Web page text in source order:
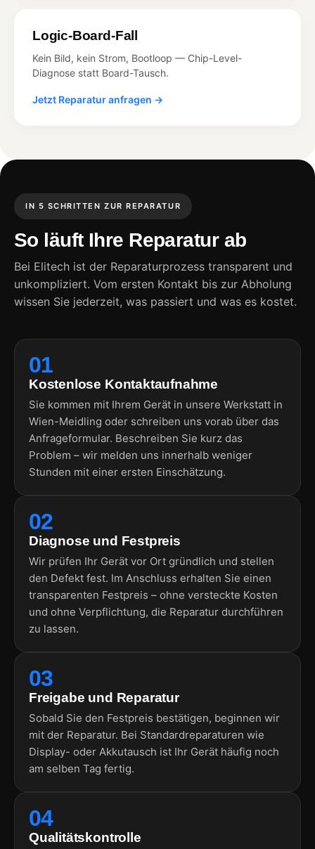
Logic-Board-Fall
Kein Bild, kein Strom, Bootloop — Chip-Level-
Diagnose statt Board-Tausch.
Jetzt Reparatur anfragen →
IN 5 SCHRITTEN ZUR REPARATUR
So läuft Ihre Reparatur ab
Bei Elitech ist der Reparaturprozess transparent und
unkompliziert. Vom ersten Kontakt bis zur Abholung
wissen Sie jederzeit, was passiert und was es kostet.
01
Kostenlose Kontaktaufnahme
Sie kommen mit Ihrem Gerät in unsere Werkstatt in
Wien-Meidling oder schreiben uns vorab über das
Anfrageformular. Beschreiben Sie kurz das
Problem – wir melden uns innerhalb weniger
Stunden mit einer ersten Einschätzung.
02
Diagnose und Festpreis
Wir prüfen Ihr Gerät vor Ort gründlich und stellen
den Defekt fest. Im Anschluss erhalten Sie einen
transparenten Festpreis – ohne versteckte Kosten
und ohne Verpflichtung, die Reparatur durchführen
zu lassen.
03
Freigabe und Reparatur
Sobald Sie den Festpreis bestätigen, beginnen wir
mit der Reparatur. Bei Standardreparaturen wie
Display- oder Akkutausch ist Ihr Gerät häufig noch
am selben Tag fertig.
04
Qualitätskontrolle